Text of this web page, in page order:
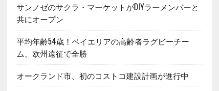
サンノゼのサクラ・マーケットがDIYラーメンバーと
共にオープン
平均年齢54歳！ベイエリアの高齢者ラグビーチー
ム、欧州遠征で全勝
オークランド市、初のコストコ建設計画が進行中